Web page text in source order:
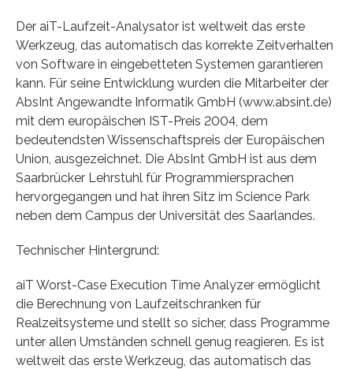
Der aiT-Laufzeit-Analysator ist weltweit das erste
Werkzeug, das automatisch das korrekte Zeitverhalten
von Software in eingebetteten Systemen garantieren
kann. Für seine Entwicklung wurden die Mitarbeiter der
AbsInt Angewandte Informatik GmbH (www.absint.de)
mit dem europäischen IST-Preis 2004, dem
bedeutendsten Wissenschaftspreis der Europäischen
Union, ausgezeichnet. Die AbsInt GmbH ist aus dem
Saarbrücker Lehrstuhl für Programmiersprachen
hervorgegangen und hat ihren Sitz im Science Park
neben dem Campus der Universität des Saarlandes.
Technischer Hintergrund:
aiT Worst-Case Execution Time Analyzer ermöglicht
die Berechnung von Laufzeitschranken für
Realzeitsysteme und stellt so sicher, dass Programme
unter allen Umständen schnell genug reagieren. Es ist
weltweit das erste Werkzeug, das automatisch das